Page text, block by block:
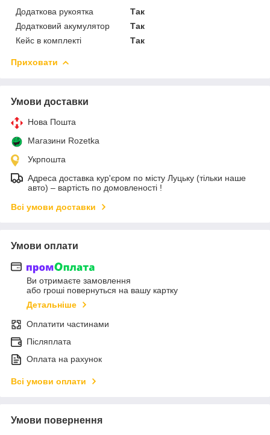
Додаткова рукоятка
Так
Додатковий акумулятор
Так
Кейс в комплекті
Так
Приховати
Умови доставки
Нова Пошта
Магазини Rozetka
Укрпошта
Адреса доставка кур'єром по місту Луцьку (тільки наше
авто) – вартість по домовленості !
Всі умови доставки
Умови оплати
Ви отримаєте замовлення
або гроші повернуться на вашу картку
Детальніше
Оплатити частинами
Післяплата
Оплата на рахунок
Всі умови оплати
Умови повернення